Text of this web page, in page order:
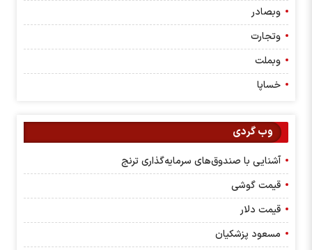
وبصادر
وتجارت
وبملت
خساپا
وب گردی
آشنایی با صندوق‌های سرمایه‌گذاری ترنج
قیمت گوشی
قیمت دلار
مسعود پزشکیان